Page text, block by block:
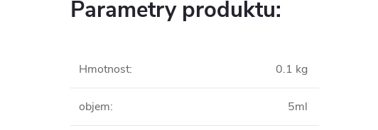
Parametry produktu:
Hmotnost: 0.1 kg
objem: 5ml